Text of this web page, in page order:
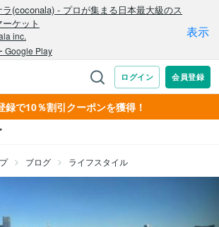
録で10％割引クーポンを獲得！
ブログ ライフスタイル